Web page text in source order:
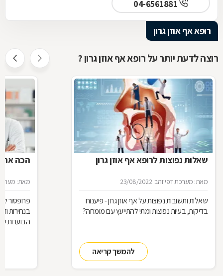
רופא אף אוזן גרון
רוצה לדעת יותר על רופא אף אוזן גרון ?
שאלות נפוצות לרופא אף אוזן גרון
מאת: מערכת דפי זהב 23/08/2022
שאלות ותשובות נפוצות על אף אוזן גרון - פיענוח
בדיקות, בעיות נפוצות ומתי להתייעץ עם מומחה?
להמשך קריאה
הכה את
מאת:
פרופסור
בנחירות
הבוערות